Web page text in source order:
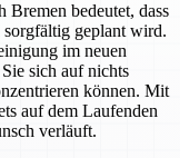
bedeutet, dass
geplant wird.
im neuen
sich auf nichts
können. Mit
auf dem Laufenden
verläuft.